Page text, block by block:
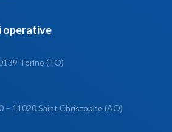
operative
Torino (TO)
– 11020 Saint Christophe (AO)